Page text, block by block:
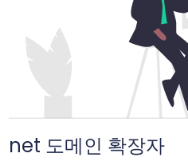
net 도메인 확장자